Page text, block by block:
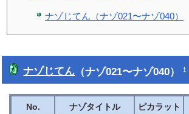
ナゾじてん（ナゾ021〜ナゾ040）
ナゾじてん （ナゾ021〜ナゾ040）†
No. ナゾタイトル ピカラット